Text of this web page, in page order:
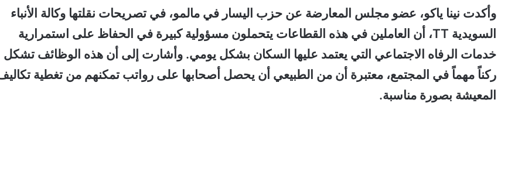
وأكدت نينا ياكو، عضو مجلس المعارضة عن حزب اليسار في مالمو، في تصريحات نقلتها وكالة الأنباء
السويدية TT، أن العاملين في هذه القطاعات يتحملون مسؤولية كبيرة في الحفاظ على استمرارية
خدمات الرفاه الاجتماعي التي يعتمد عليها السكان بشكل يومي. وأشارت إلى أن هذه الوظائف تشكل
ركناً مهماً في المجتمع، معتبرة أن من الطبيعي أن يحصل أصحابها على رواتب تمكنهم من تغطية
المعيشة بصورة مناسبة.